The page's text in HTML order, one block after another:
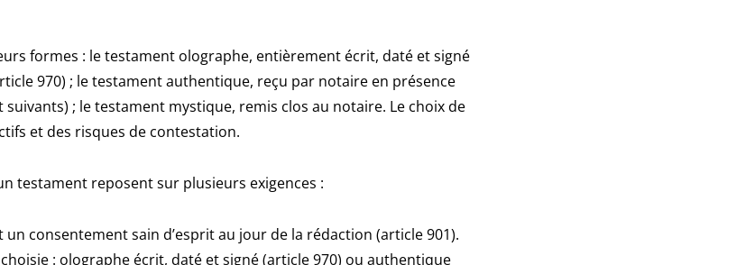
formes : le testament olographe, entièrement écrit, daté et signé
970) ; le testament authentique, reçu par notaire en présence
; le testament mystique, remis clos au notaire. Le choix de
et des risques de contestation.
testament reposent sur plusieurs exigences :
un consentement sain d’esprit au jour de la rédaction (article 901).
: olographe écrit, daté et signé (article 970) ou authentique